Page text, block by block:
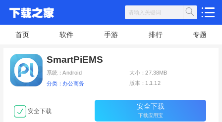
首页 软件 手游 排行 专题
SmartPiEMS
系统：Android 大小：27.38MB
分类：办公商务 版本：1.1.12
安全下载
安全下载
下载应用宝